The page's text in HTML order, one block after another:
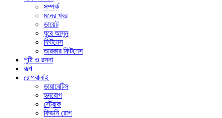
সম্পর্ক
মনের খবর
ডায়েট
ঘুরে আসুন
ফিটনেস
তারকার ফিটনেস
পুষ্টি ও রসনা
রূপ
রোগবালাই
ডায়াবেটিস
হৃদরোগ
স্ট্রোক
কিডনি রোগ